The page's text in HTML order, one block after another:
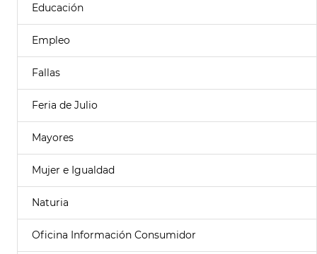
Educación
Empleo
Fallas
Feria de Julio
Mayores
Mujer e Igualdad
Naturia
Oficina Información Consumidor